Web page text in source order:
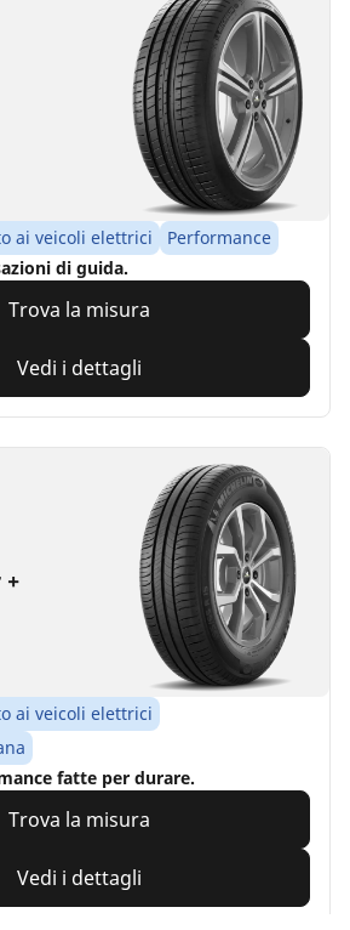
ai veicoli elettrici
Performance
di guida.
Trova la misura
Vedi i dettagli
+
ai veicoli elettrici
fatte per durare.
Trova la misura
Vedi i dettagli